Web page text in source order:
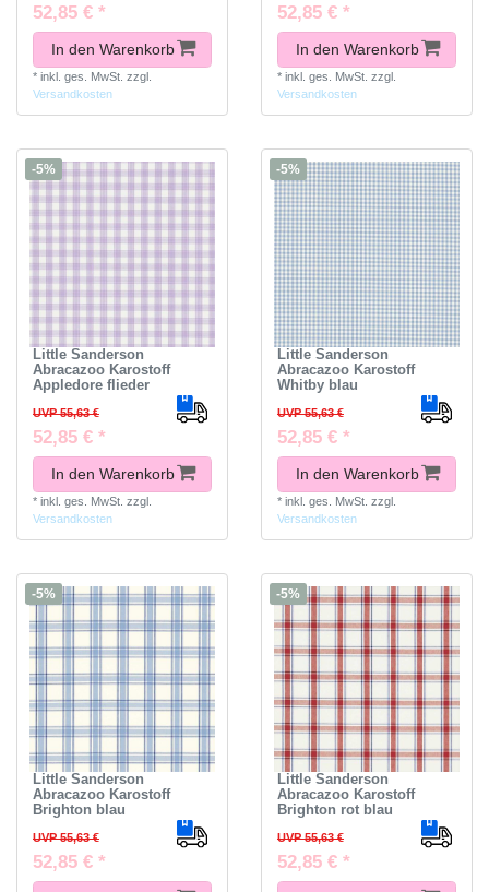
52,85 € *
In den Warenkorb
* inkl. ges. MwSt. zzgl.
Versandkosten
52,85 € *
In den Warenkorb
* inkl. ges. MwSt. zzgl.
Versandkosten
-5%
Little Sanderson
Abracazoo Karostoff
Appledore flieder
UVP 55,63 €
52,85 € *
In den Warenkorb
* inkl. ges. MwSt. zzgl.
Versandkosten
-5%
Little Sanderson
Abracazoo Karostoff
Whitby blau
UVP 55,63 €
52,85 € *
In den Warenkorb
* inkl. ges. MwSt. zzgl.
Versandkosten
-5%
Little Sanderson
Abracazoo Karostoff
Brighton blau
UVP 55,63 €
52,85 € *
-5%
Little Sanderson
Abracazoo Karostoff
Brighton rot blau
UVP 55,63 €
52,85 € *